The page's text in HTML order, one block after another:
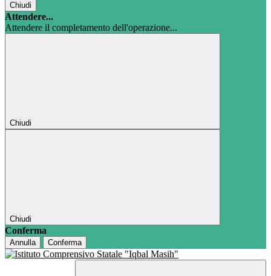
Chiudi
Attendere...
Attendere il completamento dell'operazione...
Chiudi
Chiudi
Conferma
Annulla Conferma